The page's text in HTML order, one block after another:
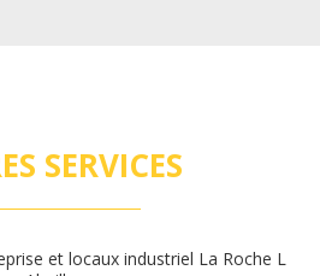
SERVICES
et locaux industriel La Roche L